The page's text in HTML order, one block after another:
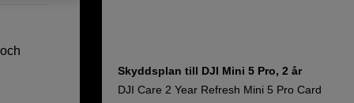
Skyddsplan till DJI Mini 5 Pro, 2 år
DJI Care 2 Year Refresh Mini 5 Pro Card